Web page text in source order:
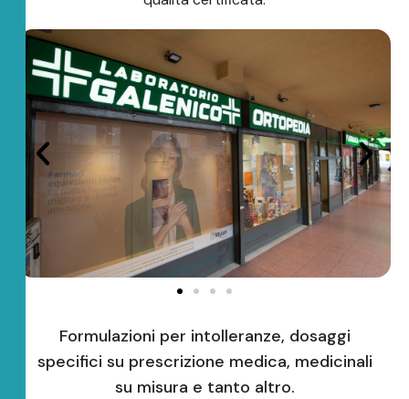
Formulazioni per intolleranze, dosaggi
specifici su prescrizione medica, medicinali
su misura e tanto altro.